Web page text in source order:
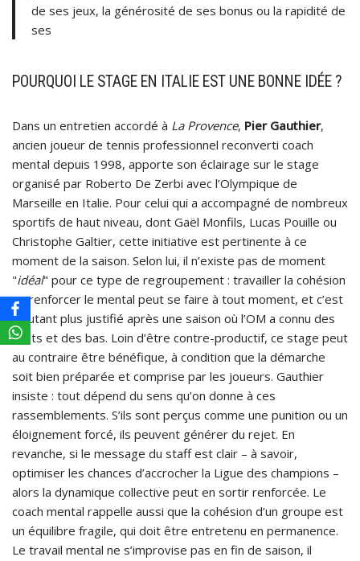
de ses jeux, la générosité de ses bonus ou la rapidité de
ses
POURQUOI LE STAGE EN ITALIE EST UNE BONNE IDÉE ?
Dans un entretien accordé à La Provence, Pier Gauthier,
ancien joueur de tennis professionnel reconverti coach
mental depuis 1998, apporte son éclairage sur le stage
organisé par Roberto De Zerbi avec l’Olympique de
Marseille en Italie. Pour celui qui a accompagné de nombreux
sportifs de haut niveau, dont Gaël Monfils, Lucas Pouille ou
Christophe Galtier, cette initiative est pertinente à ce
moment de la saison. Selon lui, il n’existe pas de moment
"idéal" pour ce type de regroupement : travailler la cohésion
ou renforcer le mental peut se faire à tout moment, et c’est
d’autant plus justifié après une saison où l’OM a connu des
hauts et des bas. Loin d’être contre-productif, ce stage peut
au contraire être bénéfique, à condition que la démarche
soit bien préparée et comprise par les joueurs. Gauthier
insiste : tout dépend du sens qu’on donne à ces
rassemblements. S’ils sont perçus comme une punition ou un
éloignement forcé, ils peuvent générer du rejet. En
revanche, si le message du staff est clair – à savoir,
optimiser les chances d’accrocher la Ligue des champions –
alors la dynamique collective peut en sortir renforcée. Le
coach mental rappelle aussi que la cohésion d’un groupe est
un équilibre fragile, qui doit être entretenu en permanence.
Le travail mental ne s’improvise pas en fin de saison, il